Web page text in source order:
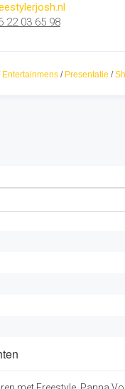
22 03 65 98
Entertainmens / Presentatie /